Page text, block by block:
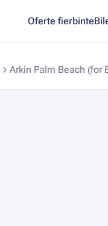
Oferte fierbinte
Arkin Palm Beach (for